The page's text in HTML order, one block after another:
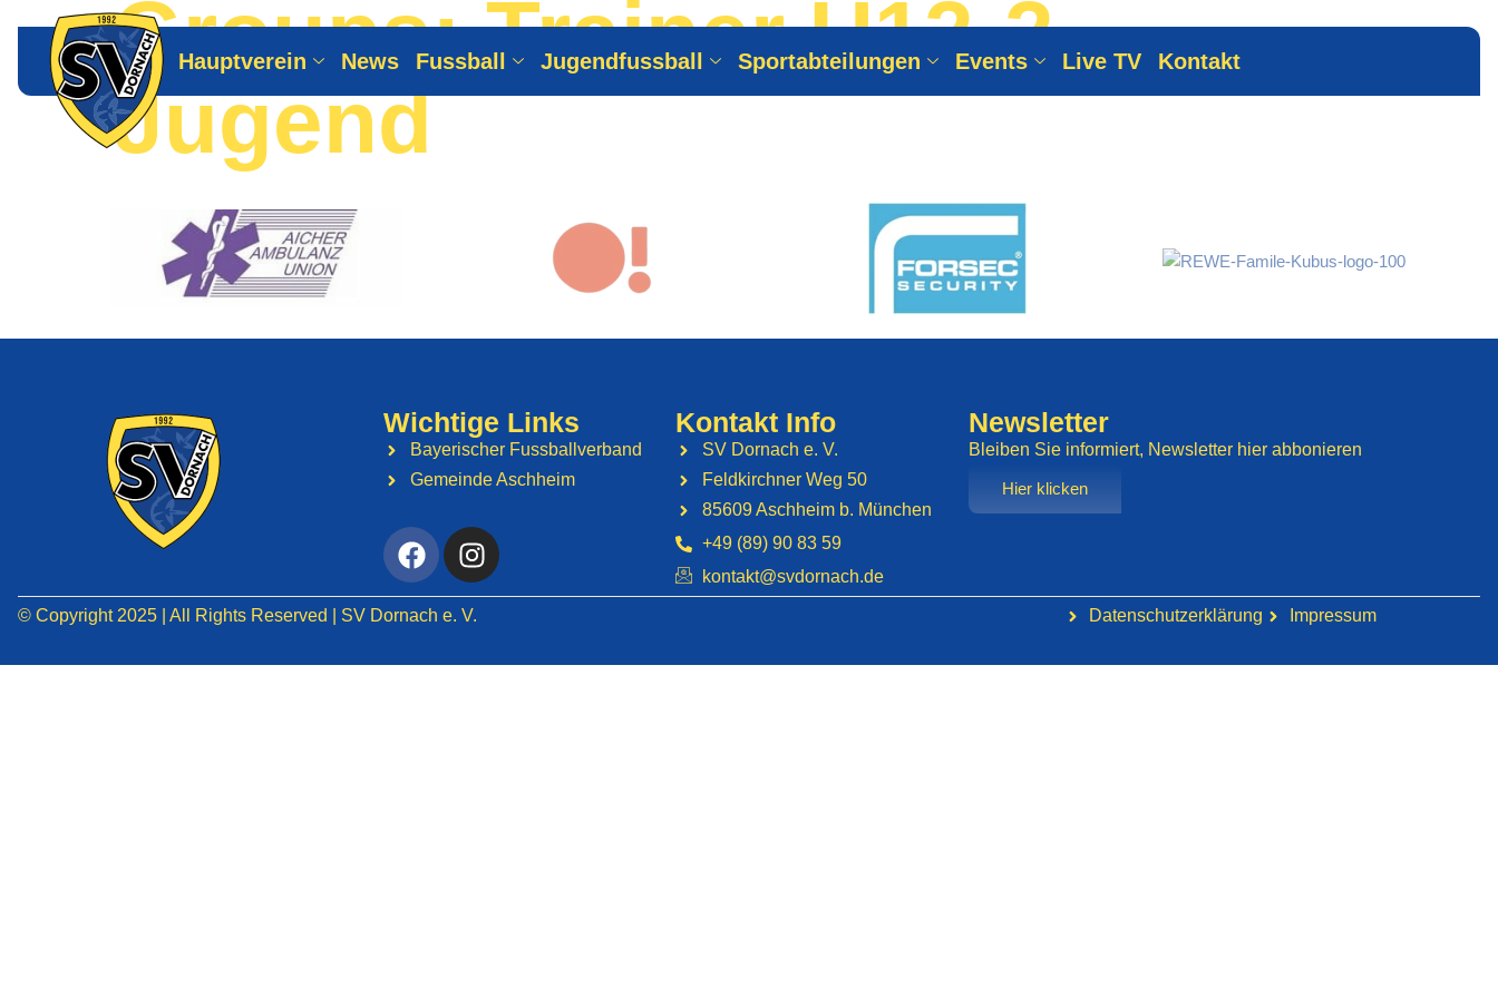
Hauptverein News Fussball Jugendfussball Sportabteilungen Events Live TV Kontakt
Groups:Trainer U12-2 -
Jugend
Wichtige Links
Bayerischer Fussballverband
Gemeinde Aschheim
Kontakt Info
SV Dornach e. V.
Feldkirchner Weg 50
85609 Aschheim b. München
+49 (89) 90 83 59
kontakt@svdornach.de
Newsletter
Bleiben Sie informiert, Newsletter hier abbonieren
Hier klicken
© Copyright 2025 | All Rights Reserved | SV Dornach e. V. Datenschutzerklärung Impressum